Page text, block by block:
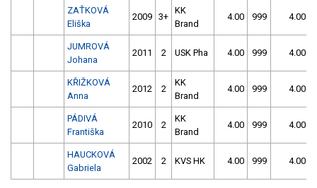
ZAŤKOVÁ
Eliška
2009 3+
KK
Brand
4.00 999 4.00
JUMROVÁ
Johana
2011 2 USK Pha 4.00 999 4.00
KŘIŽKOVÁ
Anna
2012 2
KK
Brand
4.00 999 4.00
PÁDIVÁ
Františka
2010 2
KK
Brand
4.00 999 4.00
HAUCKOVÁ
Gabriela
2002 2 KVS HK 4.00 999 4.00